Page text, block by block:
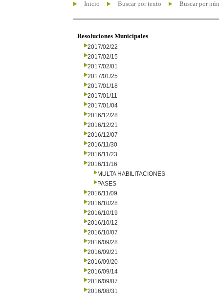
Inicio Buscar por texto Buscar por
Resoluciones Municipales
2017/02/22
2017/02/15
2017/02/01
2017/01/25
2017/01/18
2017/01/11
2017/01/04
2016/12/28
2016/12/21
2016/12/07
2016/11/30
2016/11/23
2016/11/16
MULTA HABILITACIONES
PASES
2016/11/09
2016/10/28
2016/10/19
2016/10/12
2016/10/07
2016/09/28
2016/09/21
2016/09/20
2016/09/14
2016/09/07
2016/08/31